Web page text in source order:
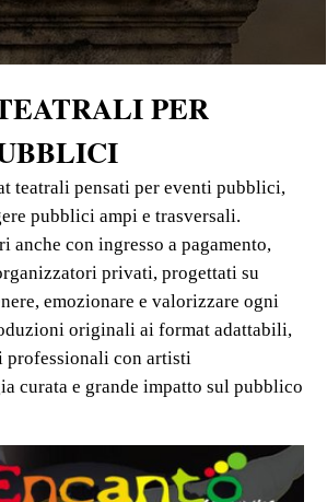
PER
teatrali pensati per eventi pubblici,
pubblici ampi e trasversali.
anche con ingresso a pagamento,
privati, progettati su
emozionare e valorizzare ogni
originali ai format adattabili,
con artisti
curata e grande impatto sul pubblico